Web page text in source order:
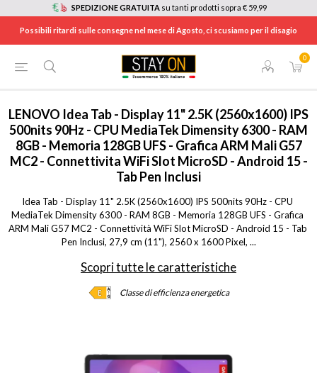
SPEDIZIONE GRATUITA su tanti prodotti sopra € 59,99
Possibili ritardi sulle consegne nel mese di Agosto, ci scusiamo per il disagio
0
HOME INFORMATICA / TABLET E E-BOOK READER TABLET
LENOVO Idea Tab - Display 11" 2.5K (2560x1600) IPS
500nits 90Hz - CPU MediaTek Dimensity 6300 - RAM
8GB - Memoria 128GB UFS - Grafica ARM Mali G57
MC2 - Connettivita WiFi Slot MicroSD - Android 15 -
Tab Pen Inclusi
Idea Tab - Display 11" 2.5K (2560x1600) IPS 500nits 90Hz - CPU
MediaTek Dimensity 6300 - RAM 8GB - Memoria 128GB UFS - Grafica
ARM Mali G57 MC2 - Connettività WiFi Slot MicroSD - Android 15 - Tab
Pen Inclusi, 27,9 cm (11"), 2560 x 1600 Pixel, ...
Scopri tutte le caratteristiche
Classe di efficienza energetica